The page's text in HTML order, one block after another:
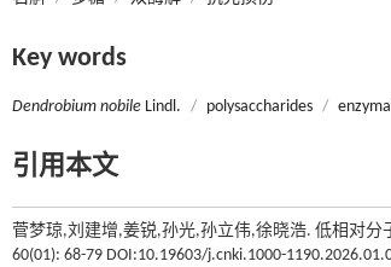
Key words
Dendrobium nobile Lindl. / polysaccharides /
引用本文
菅梦琼,刘建增,姜锐,孙光,孙立伟,徐晓浩. 低相对
60(01): 68-79 DOI:10.19603/j.cnki.1000-